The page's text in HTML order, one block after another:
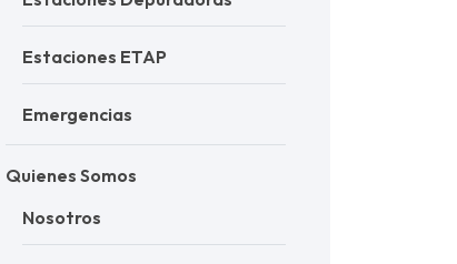
Estaciones ETAP
Emergencias
Quienes Somos
Nosotros